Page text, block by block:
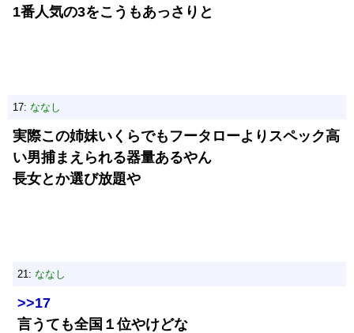
1番人気の3をこうもあっさりと
17: ななし
実際この姉妹いくらでもフータローよりスペック高
い男捕まえられる器量あるやん
長女とか選び放題や
21: ななし
>>17
言うても全国１位やけどな